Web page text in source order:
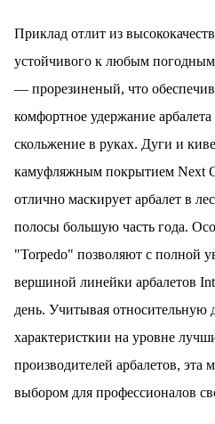
Приклад отлит из
устойчивого к любым
— прорезиненый, что
комфортное удержание
скольжение в руках. Дуги и
камуфляжным покрытием Next
отлично маскирует арбалет в
полосы большую часть года.
"Torpedo" позволяют с полной
вершиной линейки арбалетов
день. Учитывая относительную
характеристкии на уровне
производителей арбалетов, эта
выбором для профессионалов